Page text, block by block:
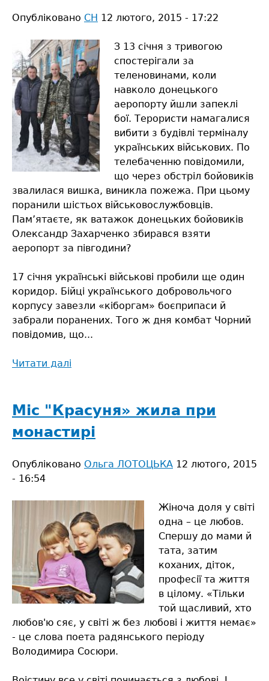
Опубліковано СН 12 лютого, 2015 - 17:22
З 13 січня з тривогою
спостерігали за
теленовинами, коли
навколо донецького
аеропорту йшли запеклі
бої. Терористи намагалися
вибити з будівлі терміналу
українських військових. По
телебаченню повідомили,
що через обстріл бойовиків
звалилася вишка, виникла пожежа. При цьому
поранили шістьох військовослужбовців.
Пам’ятаєте, як ватажок донецьких бойовиків
Олександр Захарченко збирався взяти
аеропорт за півгодини?
17 січня українські військові пробили ще один
коридор. Бійці українського добровольчого
корпусу завезли «кіборгам» боєприпаси й
забрали поранених. Того ж дня комбат Чорний
повідомив, що...
Читати далі
прийшов
у
відпустку
Міс "Красуня» жила при
монастирі
Опубліковано Ольга ЛОТОЦЬКА 12 лютого, 2015
- 16:54
Жіноча доля у світі
одна – це любов.
Спершу до мами й
тата, затим
коханих, діток,
професії та життя
в цілому. «Тiльки
той щасливий, хто
любов'ю сяє, у свiтi ж без любовi i життя немає»
- це слова поета радянського періоду
Володимира Сосюри.